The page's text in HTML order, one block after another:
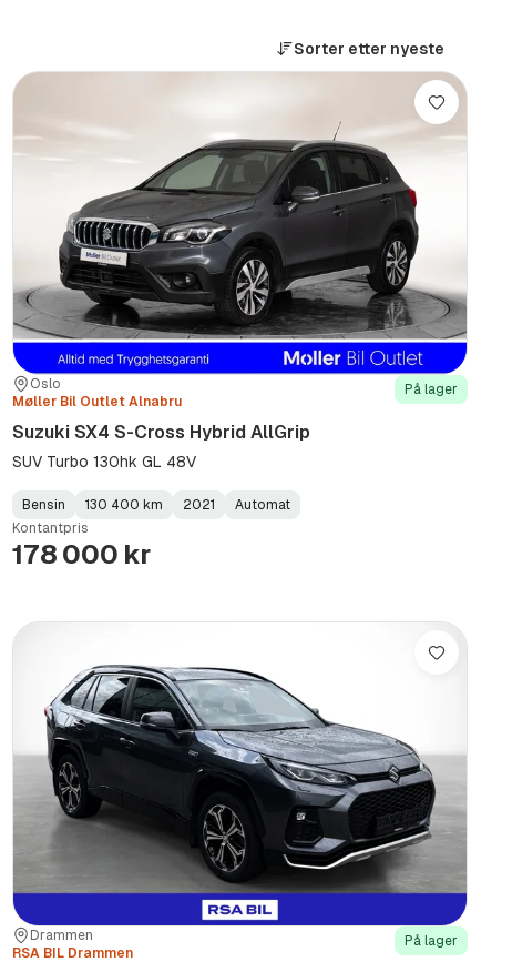
Sorter etter nyeste
Sted:
Oslo
Forhandler:
Møller Bil Outlet Alnabru
På lager
Suzuki SX4 S-Cross Hybrid AllGrip
SUV Turbo 130hk GL 48V
Fuel
Type:
Bensin
Kilometerstand :
130 400 km
Model
Year:
2021
Gearbox
Type:
Automat
Kontantpris
178 000 kr
Lagre
Sted:
Drammen
Forhandler:
RSA BIL Drammen
På lager
Lagre